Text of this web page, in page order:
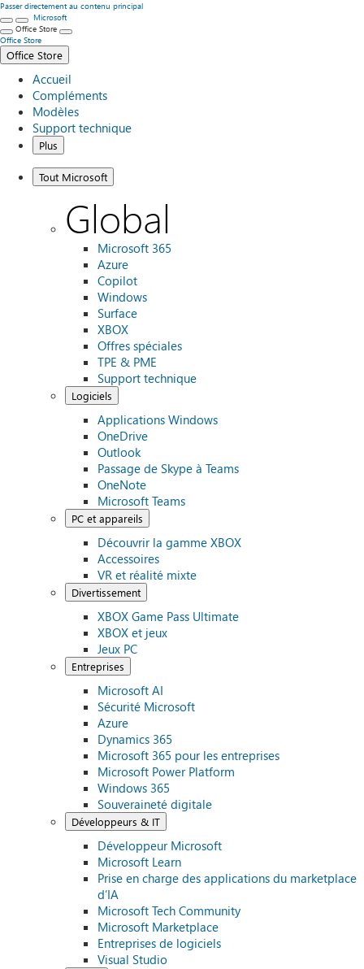
Passer directement au contenu principal
Microsoft
Office Store
Office Store
Office Store
Accueil
Compléments
Modèles
Support technique
Plus
Tout Microsoft
Global
Microsoft 365
Azure
Copilot
Windows
Surface
XBOX
Offres spéciales
TPE & PME
Support technique
Logiciels
Applications Windows
OneDrive
Outlook
Passage de Skype à Teams
OneNote
Microsoft Teams
PC et appareils
Découvrir la gamme XBOX
Accessoires
VR et réalité mixte
Divertissement
XBOX Game Pass Ultimate
XBOX et jeux
Jeux PC
Entreprises
Microsoft AI
Sécurité Microsoft
Azure
Dynamics 365
Microsoft 365 pour les entreprises
Microsoft Power Platform
Windows 365
Souveraineté digitale
Développeurs & IT
Développeur Microsoft
Microsoft Learn
Prise en charge des applications du marketplace
d’IA
Microsoft Tech Community
Microsoft Marketplace
Entreprises de logiciels
Visual Studio